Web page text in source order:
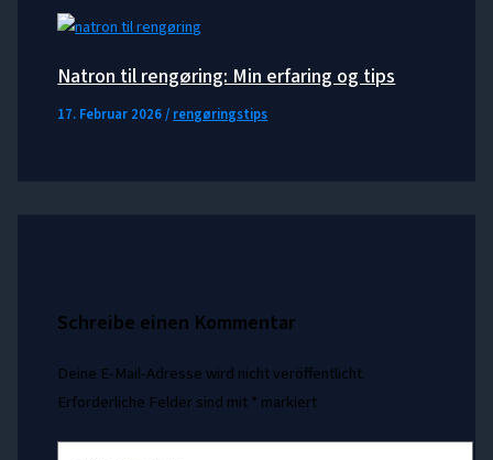
Natron til rengøring​: Min erfaring og tips
17. Februar 2026/ rengøringstips
Schreibe einen Kommentar
Deine E-Mail-Adresse wird nicht veröffentlicht.
Erforderliche Felder sind mit* markiert